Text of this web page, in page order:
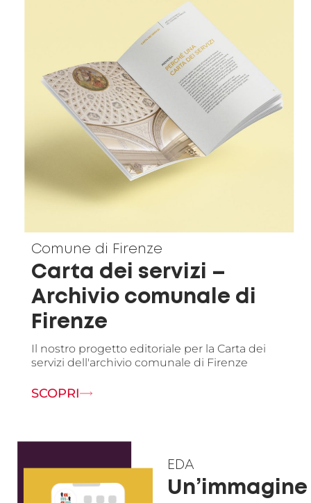
Comune di Firenze
Carta dei servizi –
Archivio comunale di
Firenze
Il nostro progetto editoriale per la Carta dei
servizi dell'archivio comunale di Firenze
SCOPRI
EDA
Un’immagine